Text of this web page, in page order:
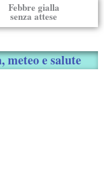
Febbre gialla
senza attese
meteo e salute